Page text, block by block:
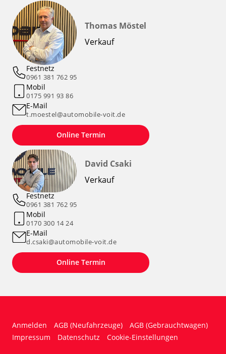
Thomas Möstel
Verkauf
Festnetz
0961 381 762 95
Mobil
0175 991 93 86
E-Mail
t.moestel@automobile-voit.de
Online Termin
David Csaki
Verkauf
Festnetz
0961 381 762 95
Mobil
0170 300 14 24
E-Mail
d.csaki@automobile-voit.de
Online Termin
Anmelden AGB (Neufahrzeuge)
AGB (Gebrauchtwagen)
Impressum
Datenschutz Cookie-Einstellungen